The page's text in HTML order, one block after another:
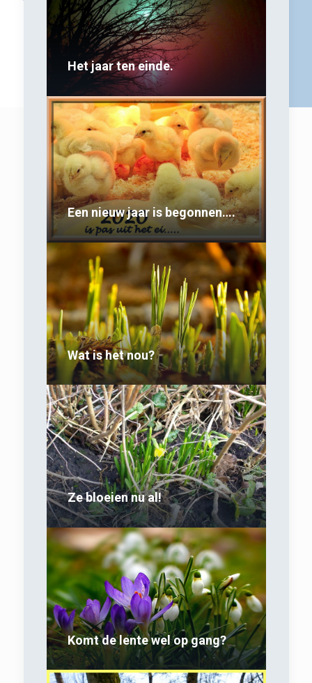
Het jaar ten einde.
Een nieuw jaar is begonnen….
Wat is het nou?
Ze bloeien nu al!
Komt de lente wel op gang?